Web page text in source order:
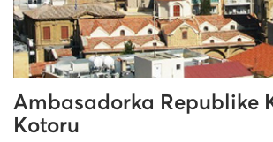
Ambasadorka Republike
Kotoru